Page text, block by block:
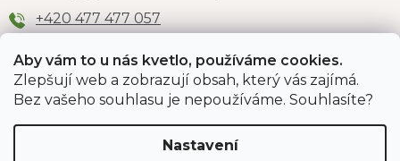
Aby vám to u nás kvetlo, používáme cookies.
Zlepšují web a zobrazují obsah, který vás zajímá.
Bez vašeho souhlasu je nepoužíváme. Souhlasíte?
Nastavení
+420 477 477 057
Odběr newsletteru